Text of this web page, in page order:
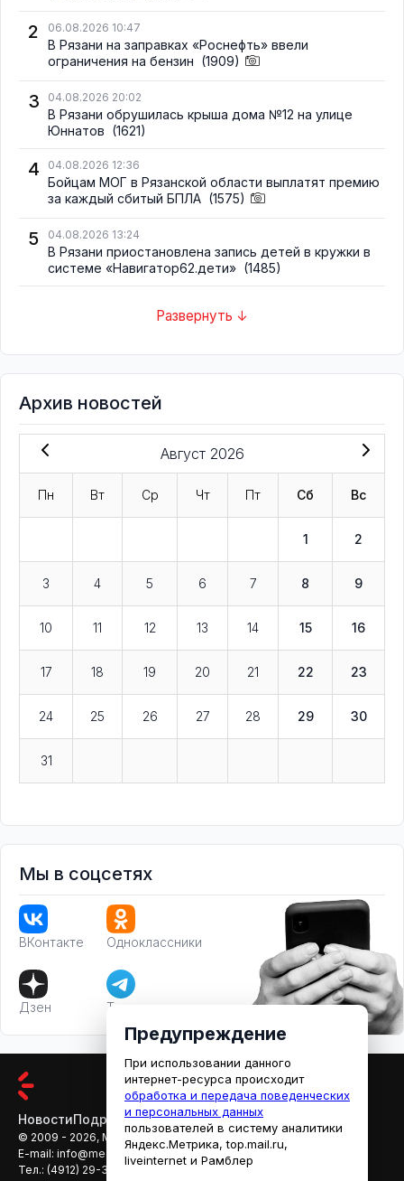
2 06.08.2026 10:47
В Рязани на заправках «Роснефть» ввели
ограничения на бензин (1909)
3 04.08.2026 20:02
В Рязани обрушилась крыша дома №12 на улице
Юннатов (1621)
4 04.08.2026 12:36
Бойцам МОГ в Рязанской области выплатят премию
за каждый сбитый БПЛА (1575)
5 04.08.2026 13:24
В Рязани приостановлена запись детей в кружки в
системе «Навигатор62.дети» (1485)
Развернуть ↓
Архив новостей
Август 2026
Пн Вт Ср Чт Пт Сб Вс
1 2
3 4 5 6 7 8 9
10 11 12 13 14 15 16
17 18 19 20 21 22 23
24 25 26 27 28 29 30
31
Мы в соцсетях
ВКонтакте Одноклассники
Дзен Телеграм
НовостиПодробностиАфишаКино
© 2009 - 2026, МЕДИАРЯЗАНЬ
E-mail: info@mediaryazan.ru
reklama@mediaryazan.ru
Тел.: (4912) 29-33-66
Предупреждение
При использовании данного
интернет-ресурса происходит
обработка и передача поведенческих
и персональных данных
пользователей в систему аналитики
Яндекс.Метрика, top.mail.ru,
liveinternet и Рамблер